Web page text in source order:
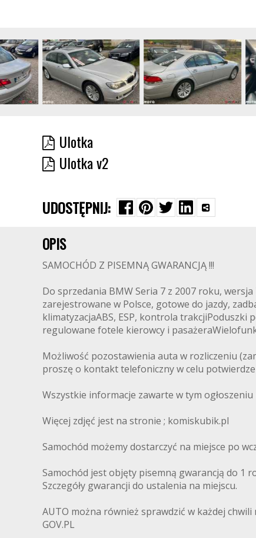
Ulotka
Ulotka v2
UDOSTĘPNIJ:
OPIS
SAMOCHÓD Z PISEMNĄ GWARANCJĄ !!!
Do sprzedania BMW Seria 7 z 2007 roku,
zarejestrowane w Polsce, gotowe do jazdy,
klimatyzacjaABS, ESP, kontrola
regulowane fotele kierowcy i
Możliwość pozostawienia auta w rozliczeniu
proszę o kontakt telefoniczny w celu
Wszystkie informacje zawarte w tym
Więcej zdjęć jest na stronie ; komiskubik.pl
Samochód możemy dostarczyć na miejsce po
Samochód jest objęty pisemną gwarancją do 1
Szczegóły gwarancji do ustalenia na miejscu.
AUTO można również sprawdzić w każdej
GOV.PL